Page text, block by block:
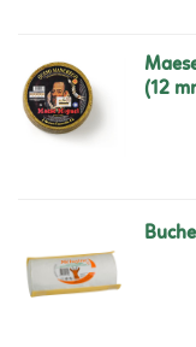
maese miguel manchego dop ca 3 kg
(12